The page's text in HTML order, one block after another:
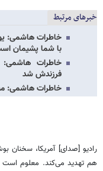
خبرهای مرتبط
خاطرات هاشمی:
با شما پشیمان
خاطرات هاشمی:
فرزندش شد
خاطرات هاشمی:
رادیو [صدای] آمریکا، سخنان
هم تهدید می‌کند. معلوم است‌